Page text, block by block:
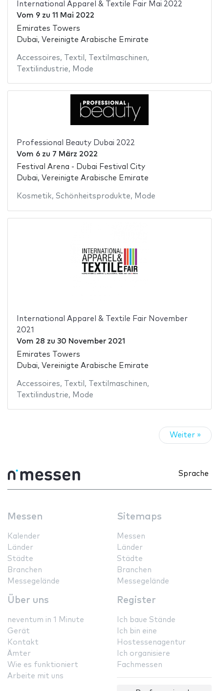
International Apparel & Textile Fair Mai 2022
Vom 9zu 11 Mai 2022
Emirates Towers
Dubai, Vereinigte Arabische Emirate
Accessoires, Textil , Textilmaschinen,
Textilindustrie, Mode
Professional Beauty Dubai 2022
Vom 6zu 7 März 2022
Festival Arena - Dubai Festival City
Dubai, Vereinigte Arabische Emirate
Kosmetik, Schönheitsprodukte, Mode
International Apparel & Textile Fair November
2021
Vom 28 zu 30 November 2021
Emirates Towers
Dubai, Vereinigte Arabische Emirate
Accessoires, Textil , Textilmaschinen,
Textilindustrie, Mode
Weiter »
Sprache
Messen
Kalender
Länder
Städte
Branchen
Messegelände
Sitemaps
Messen
Länder
Städte
Branchen
Messegelände
Über uns
neventum in 1 Minute
Gerät
Kontakt
Ämter
Wie es funktioniert
Arbeite mit uns
Register
Ich baue Stände
Ich bin eine
Hostessenagentur
Ich organisiere
Fachmessen